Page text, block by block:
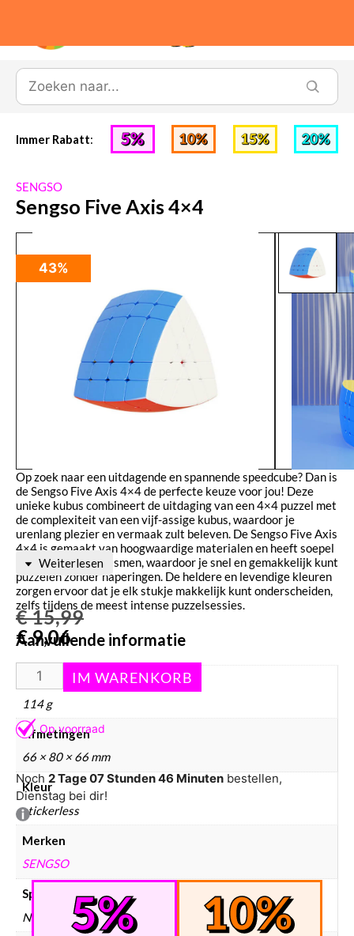
Immer Rabatt:
Op zoek naar een uitdagende en spannende speedcube? Dan is
de Sengso Five Axis 4×4 de perfecte keuze voor jou! Deze
unieke kubus combineert de uitdaging van een 4×4 puzzel met
de complexiteit van een vijf-assige kubus, waardoor je
urenlang plezier en vermaak zult beleven. De Sengso Five Axis
4×4 is gemaakt van hoogwaardige materialen en heeft soepel
draaiende mechanismen, waardoor je snel en gemakkelijk kunt
puzzelen zonder haperingen. De heldere en levendige kleuren
zorgen ervoor dat je elk stukje makkelijk kunt onderscheiden,
zelfs tijdens de meest intense puzzelsessies.
Aanvullende informatie
Gewicht
114 g
Afmetingen
66 × 80 × 66 mm
Kleur
stickerless
Merken
SENGSO
Speedcube bundels
Nee
Weiterlesen
€15,99
€9,06
Noch 2 Tage 07 Stunden 46 Minuten bestellen,
Dienstag bei dir!
SENGSO
Sengso Five Axis 4×4
43%